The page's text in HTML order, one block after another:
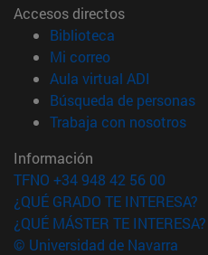
Accesos directos
Biblioteca
Mi correo(abre en nueva
Aula virtual ADI
Búsqueda de personas
Trabaja con nosotros
Información
TFNO +34 948 42 56 00
¿QUÉ GRADO TE INTERESA?
¿QUÉ MÁSTER TE INTERESA?
© Universidad de Navarra